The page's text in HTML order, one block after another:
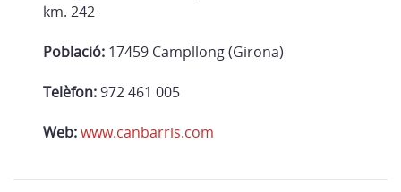
km. 242
Població: 17459 Campllong (Girona)
Telèfon:972 461 005
Web: www.canbarris.com